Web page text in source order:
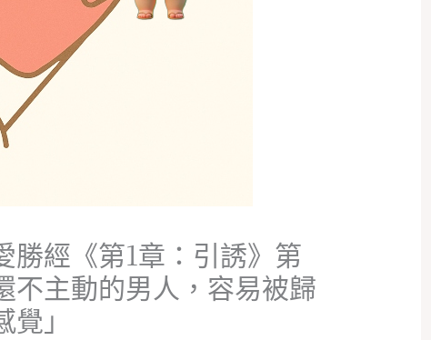
勝經《第1章：引誘》第
不主動的男人，容易被歸
」